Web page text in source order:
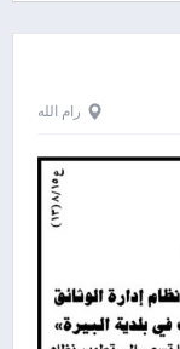
رام الله